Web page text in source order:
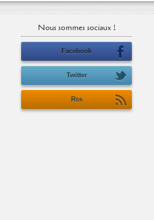
Nous sommes sociaux !
Facebook
Twitter
Rss